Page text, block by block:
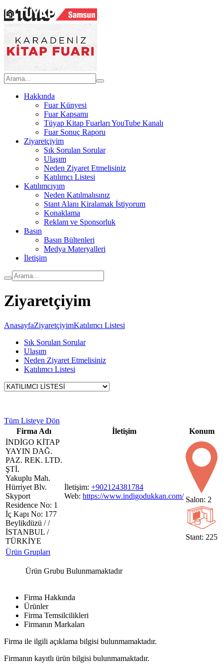
Hakkında
Fuar Künyesi
Fuar Kapsamı
Tüyap Kitap Fuarları YouTube Kanalı
Fuar Sonuç Raporu
Ziyaretçiyim
Sık Sorulan Sorular
Ulaşım
Neden Ziyaret Etmelisiniz
Katılımcı Listesi
Katılımcıyım
Neden Katılmalısınız
Stant Alanı Kiralamak İstiyorum
Konaklama
Reklam ve Sponsorluk
Basın
Basın Bültenleri
Medya Materyalleri
İletişim
Ziyaretçiyim
AnasayfaZiyaretçiyimKatılımcı Listesi
Sık Sorulan Sorular
Ulaşım
Neden Ziyaret Etmelisiniz
Katılımcı Listesi
Tüm Listeye Dön
Firma Adı
İletişim
Konum
İNDİGO KİTAP
YAYIN DAĞ.
PAZ. REK. LTD.
ŞTİ.
Yakuplu Mah.
Hürriyet Blv.
Skyport
Residence No: 1
İç Kapı No: 177
Beylikdüzü / /
İSTANBUL /
TÜRKİYE
İletişim: +902124381784
Web: https://www.indigodukkan.com/ Salon: 2
Stant: 225
Ürün Grupları
Ürün Grubu Bulunmamaktadır
Firma Hakkında
Ürünler
Firma Temsilcilikleri
Firmanın Markaları
Firma ile ilgili açıklama bilgisi bulunmamaktadır.
Firmanın kayıtlı ürün bilgisi bulunmamaktadır.